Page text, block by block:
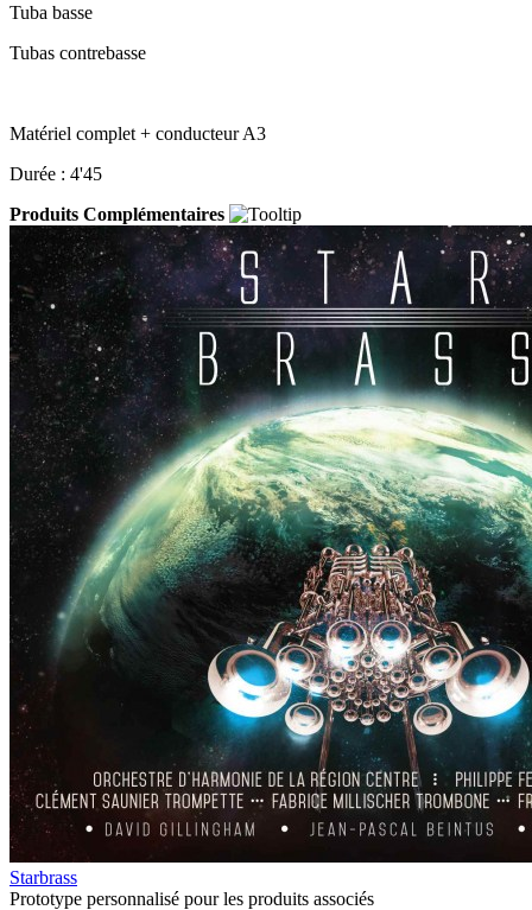
Tuba basse
Tubas contrebasse
Matériel complet + conducteur A3
Durée : 4'45
Produits Complémentaires
Starbrass
Prototype personnalisé pour les produits associés